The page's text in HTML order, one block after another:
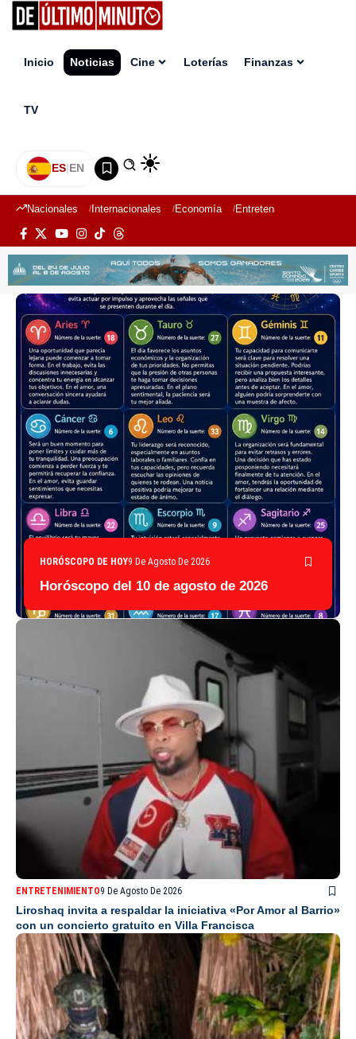
Inicio Noticias Cine Loterías Finanzas
TV
ES|EN
Nacionales Internacionales Economía Entretenimiento
HORÓSCOPO DE HOY9 De Agosto De 2026
Horóscopo del 10 de agosto de 2026
ENTRETENIMIENTO9 De Agosto De 2026
Liroshaq invita a respaldar la iniciativa «Por Amor al Barrio»
con un concierto gratuito en Villa Francisca